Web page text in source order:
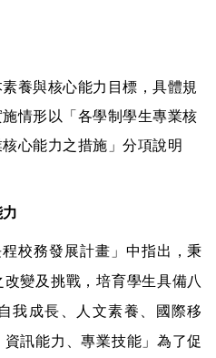
養與核心能力目標，具體規
情形以「各學制學生專業核
心能力之措施」分項說明
校務發展計畫」中指出，秉
變及挑戰，培育學生具備八
我成長、人文素養、國際移
訊能力、專業技能」為了促